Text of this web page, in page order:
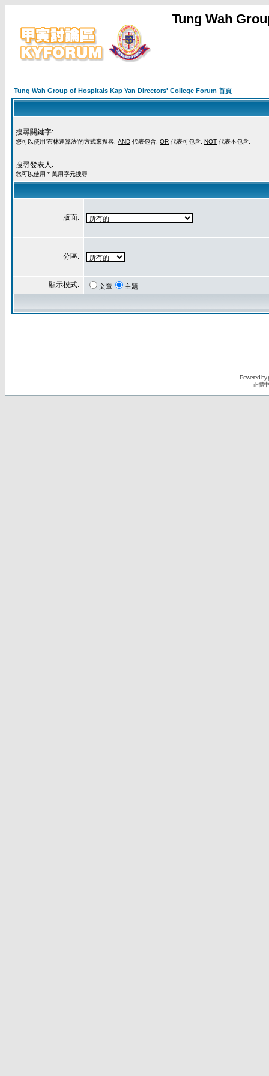
Tung Wah
Tung Wah Group of Hospitals Kap Yan Directors' College Forum 首頁
搜尋關鍵字:
您可以使用'布林運算法'的方式來搜尋. AND 代表包含. OR 代表可包含. NOT 代表不包含.
搜尋發表人:
您可以使用 * 萬用字元搜尋
版面:
分區:
顯示模式: 文章 主題
Powered by
正體